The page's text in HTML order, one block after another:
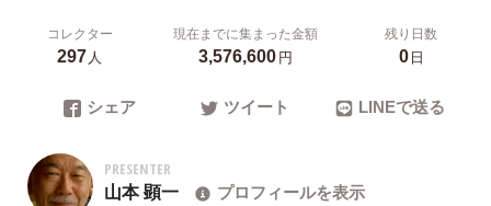
コレクター
297人
現在までに集まった金額
3,576,600円
残り日数
0日
シェア ツイート LINEで送る
PRESENTER
山本 顕一 プロフィールを表示